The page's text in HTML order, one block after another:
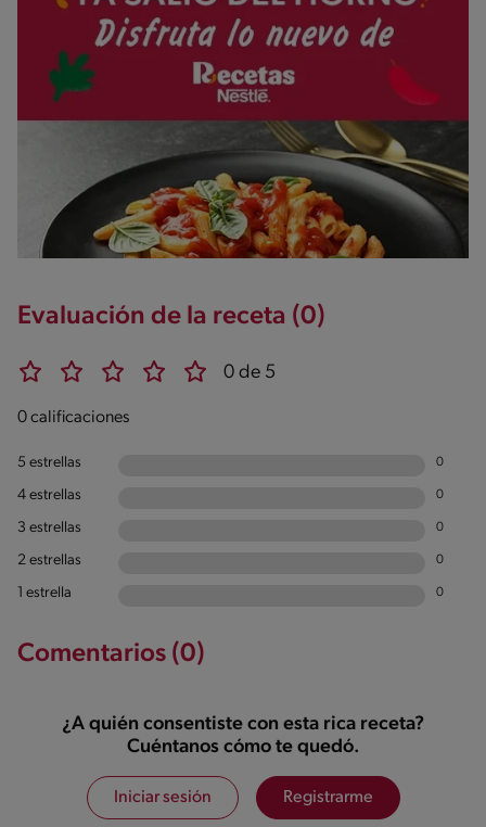
Evaluación de la receta (0)
0 de 5
0 calificaciones
5 estrellas 0
4 estrellas 0
3 estrellas 0
2 estrellas 0
1 estrella 0
Comentarios (0)
¿A quién consentiste con esta rica receta?
Cuéntanos cómo te quedó.
Iniciar sesión Registrarme